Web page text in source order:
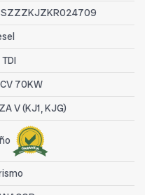
TDI
70KW
V (KJ1, KJG)